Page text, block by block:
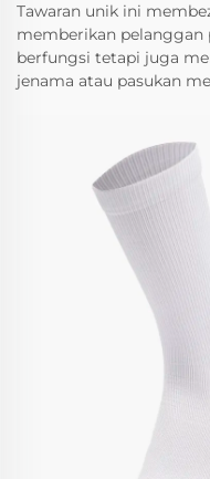
Tawaran unik ini
memberikan pelanggan
berfungsi tetapi juga
jenama atau pasukan